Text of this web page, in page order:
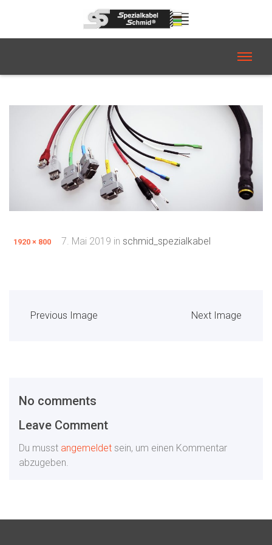
1920 × 800 7. Mai 2019 in schmid_spezialkabel
Previous Image Next Image
No comments
Leave Comment
Du musst angemeldet sein, um einen Kommentar
abzugeben.